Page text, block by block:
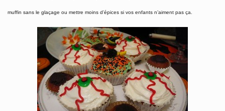
muffin sans le glaçage ou mettre moins d’épices si vos enfants n’aiment pas ça.